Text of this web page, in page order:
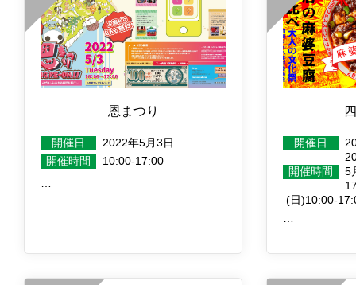
恩まつり
開催日
2022年5月3日
開催時間
10:00-17:00
開催日
開催時間
5
(日)10:00-